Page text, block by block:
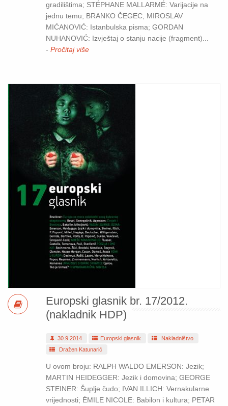
gradilištima; STÉPHANE MALLARMÉ: Varijacije na
jednu temu; BRANKO ČEGEC, MIROSLAV
MIĆANOVIĆ: Istanbulska pisma; GORDAN
NUHANOVIĆ: Izvještaj o stanju nacije (fragment)...
- Pročitaj više
Europski glasnik br. 17/2012.
(nakladnik HDP)
30.9.2014 Europski glasnik
Nakladništvo
Dražen Katunarić
U ovom broju: RALPH WALDO EMERSON: Jezik;
MARTIN HEIDEGGER: Jezik i domovina; GEORGE
STEINER: Šuplje čudo; IVAN ILLICH: Vernakularne
vrijednosti; ÉMILE NICOLE: Babilon i kultura; PETAR